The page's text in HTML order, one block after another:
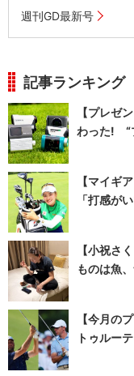
週刊GD最新号
記事ランキング
【プレゼ
わった! “
【マイギ
「打感が
【小祝さ
ものは魚
【今月の
トゥルー